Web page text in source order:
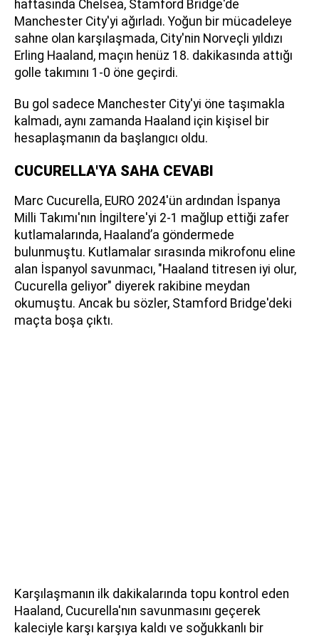
haftasında Chelsea, Stamford Bridge'de
Manchester City'yi ağırladı. Yoğun bir mücadeleye
sahne olan karşılaşmada, City'nin Norveçli yıldızı
Erling Haaland, maçın henüz 18. dakikasında attığı
golle takımını 1-0 öne geçirdi.
Bu gol sadece Manchester City'yi öne taşımakla
kalmadı, aynı zamanda Haaland için kişisel bir
hesaplaşmanın da başlangıcı oldu.
CUCURELLA'YA SAHA CEVABI
Marc Cucurella, EURO 2024'ün ardından İspanya
Milli Takımı'nın İngiltere'yi 2-1 mağlup ettiği zafer
kutlamalarında, Haaland’a göndermede
bulunmuştu. Kutlamalar sırasında mikrofonu eline
alan İspanyol savunmacı, "Haaland titresen iyi olur,
Cucurella geliyor" diyerek rakibine meydan
okumuştu. Ancak bu sözler, Stamford Bridge'deki
maçta boşa çıktı.
Karşılaşmanın ilk dakikalarında topu kontrol eden
Haaland, Cucurella'nın savunmasını geçerek
kaleciyle karşı karşıya kaldı ve soğukkanlı bir